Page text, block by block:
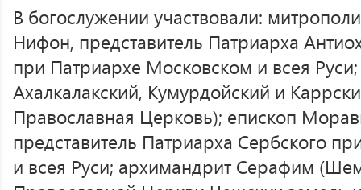
В богослужении участвовали:
Нифон, представитель Патриарха
при Патриархе Московском и всея
Ахалкалакский, Кумурдойский и
Православная Церковь); епископ
представитель Патриарха Сербского
и всея Руси; архимандрит Серафим